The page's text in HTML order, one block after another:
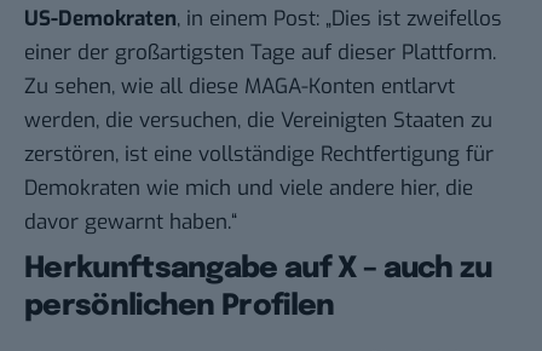
US-Demokraten, in einem Post: „Dies ist zweifellos
einer der großartigsten Tage auf dieser Plattform.
Zu sehen, wie all diese MAGA-Konten entlarvt
werden, die versuchen, die Vereinigten Staaten zu
zerstören, ist eine vollständige Rechtfertigung für
Demokraten wie mich und viele andere hier, die
davor gewarnt haben.“
Herkunftsangabe auf X – auch zu
persönlichen Profilen